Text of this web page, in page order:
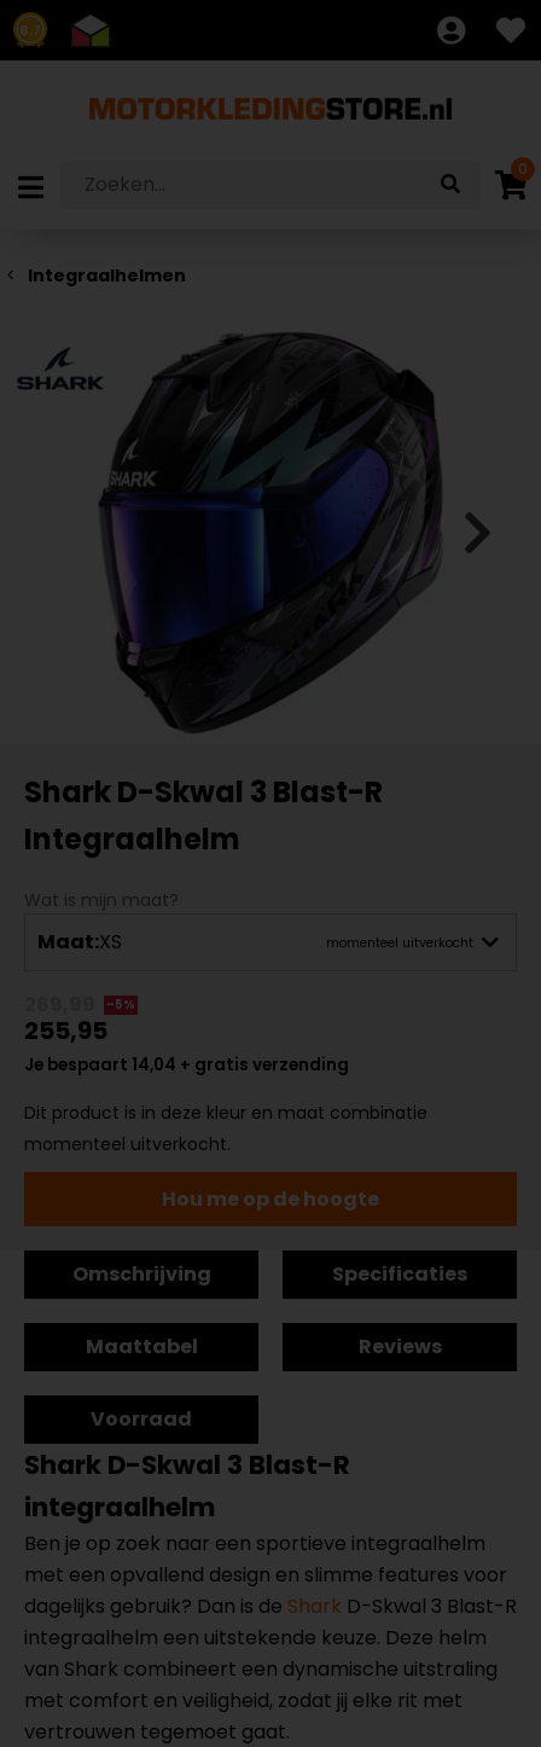
8.7
0
Integraalhelmen
Shark D-Skwal 3 Blast-R
Integraalhelm
Wat is mijn maat?
Maat:XS momenteel uitverkocht
-5%
255,95
Je bespaart 14,04 + gratis verzending
Dit product is in deze kleur en maat combinatie
momenteel uitverkocht.
Hou me op de hoogte
Omschrijving Specificaties
Maattabel Reviews
Voorraad
Shark D-Skwal 3 Blast-R
integraalhelm
Ben je op zoek naar een sportieve integraalhelm
met een opvallend design en slimme features voor
dagelijks gebruik? Dan is de Shark D-Skwal 3 Blast-R
integraalhelm een uitstekende keuze. Deze helm
van Shark combineert een dynamische uitstraling
met comfort en veiligheid, zodat jij elke rit met
vertrouwen tegemoet gaat.